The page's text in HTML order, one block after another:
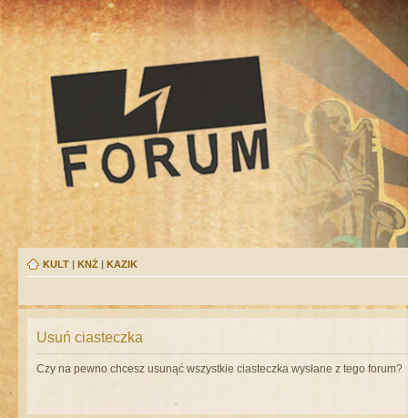
KULT | KNŻ | KAZIK
Usuń ciasteczka
Czy na pewno chcesz usunąć wszystkie ciasteczka wysłane z tego forum?